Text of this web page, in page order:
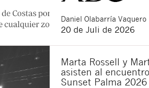
Daniel Olabarría Vaquero
20 de Juli de 2026
Marta Rossell y
asisten al
Sunset Palma 2026